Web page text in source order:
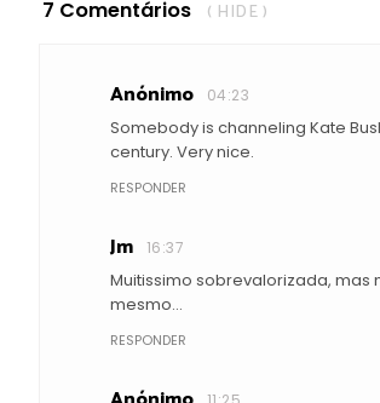
7 Comentários ( HIDE )
Anónimo 04:23
Somebody is channeling Kate
century. Very nice.
RESPONDER
Jm 16:37
Muitissimo sobrevalorizada, mas
mesmo...
RESPONDER